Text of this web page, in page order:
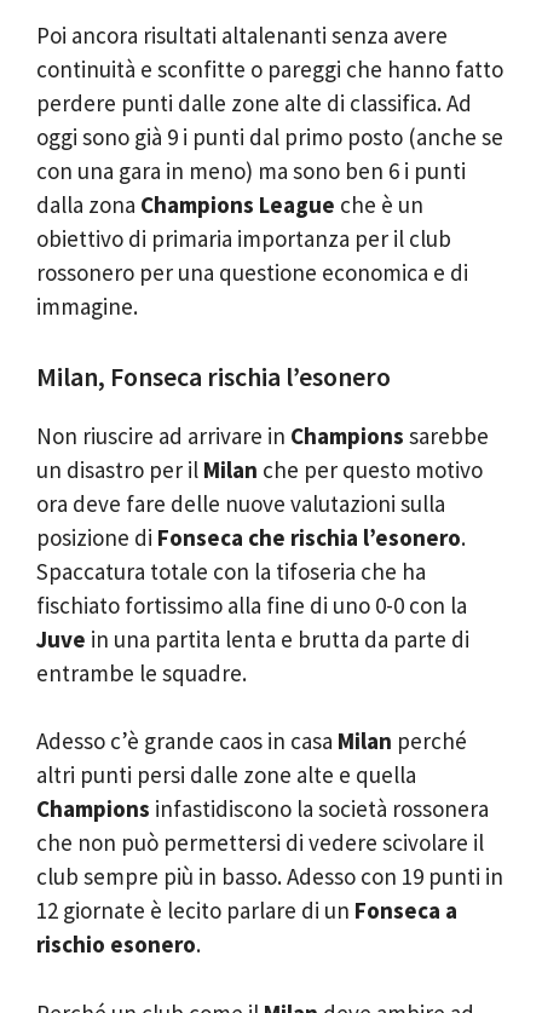
Poi ancora risultati altalenanti senza avere
continuità e sconfitte o pareggi che hanno fatto
perdere punti dalle zone alte di classifica. Ad
oggi sono già 9 i punti dal primo posto (anche se
con una gara in meno) ma sono ben 6 i punti
dalla zona Champions League che è un
obiettivo di primaria importanza per il club
rossonero per una questione economica e di
immagine.
Milan, Fonseca rischia l’esonero
Non riuscire ad arrivare in Champions sarebbe
un disastro per il Milan che per questo motivo
ora deve fare delle nuove valutazioni sulla
posizione di Fonseca che rischia l’esonero.
Spaccatura totale con la tifoseria che ha
fischiato fortissimo alla fine di uno 0-0 con la
Juve in una partita lenta e brutta da parte di
entrambe le squadre.
Adesso c’è grande caos in casa Milan perché
altri punti persi dalle zone alte e quella
Champions infastidiscono la società rossonera
che non può permettersi di vedere scivolare il
club sempre più in basso. Adesso con 19 punti in
12 giornate è lecito parlare di un Fonseca a
rischio esonero.